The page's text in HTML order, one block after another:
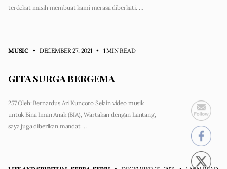
terdekat masih membuat kami merasa diberkati. …
MUSIC • DECEMBER 27, 2021 • 1 MIN READ
GITA SURGA BERGEMA
257 Oleh: Bernardus Ari Kuncoro Selain video musik
untuk Bina Iman Anak (BIA), Wartakan dengan Lantang,
saya juga diberikan mandat …